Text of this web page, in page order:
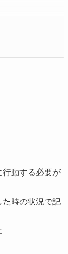
行動する必要が
時の状況で記